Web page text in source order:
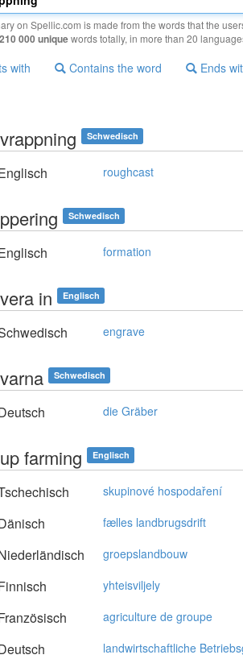
on Spellic.com is made from the words that the
210 000 uniquewords totally, in more than 20
with Contains the word Ends
Schwedisch
roughcast
Schwedisch
formation
in Englisch
engrave
Schwedisch
die Gräber
farming Englisch
skupinové hospodaření
fælles landbrugsdrift
groepslandbouw
yhteisviljely
agriculture de groupe
landwirtschaftliche